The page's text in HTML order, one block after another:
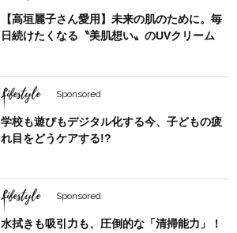
【高垣麗子さん愛用】未来の肌のために。毎
日続けたくなる〝美肌想い〟のUVクリーム
Lifestyle Sponsored
学校も遊びもデジタル化する今、子どもの疲
れ目をどうケアする!?
Lifestyle Sponsored
水拭きも吸引力も、圧倒的な「清掃能力」！